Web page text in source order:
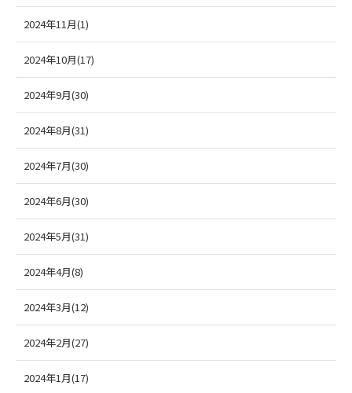
2024年11月(1)
2024年10月(17)
2024年9月(30)
2024年8月(31)
2024年7月(30)
2024年6月(30)
2024年5月(31)
2024年4月(8)
2024年3月(12)
2024年2月(27)
2024年1月(17)